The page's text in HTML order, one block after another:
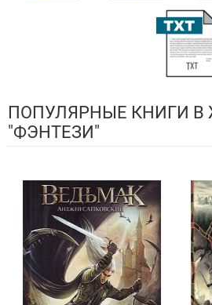
ПОПУЛЯРНЫЕ КНИГИ В
"ФЭНТЕЗИ"